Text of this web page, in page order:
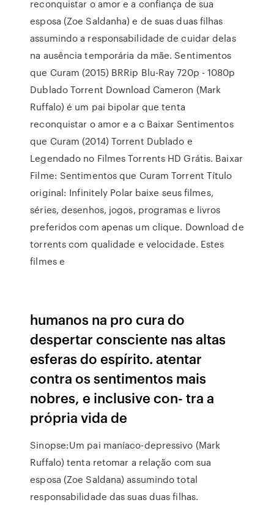
reconquistar o amor e a confiança de sua
esposa (Zoe Saldanha) e de suas duas filhas
assumindo a responsabilidade de cuidar delas
na ausência temporária da mãe. Sentimentos
que Curam (2015) BRRip Blu-Ray 720p - 1080p
Dublado Torrent Download Cameron (Mark
Ruffalo) é um pai bipolar que tenta
reconquistar o amor e a c Baixar Sentimentos
que Curam (2014) Torrent Dublado e
Legendado no Filmes Torrents HD Grátis. Baixar
Filme: Sentimentos que Curam Torrent Título
original: Infinitely Polar baixe seus filmes,
séries, desenhos, jogos, programas e livros
preferidos com apenas um clique. Download de
torrents com qualidade e velocidade. Estes
filmes e
humanos na pro cura do
despertar consciente nas altas
esferas do espírito. atentar
contra os sentimentos mais
nobres, e inclusive con- tra a
própria vida de
Sinopse:Um pai maníaco-depressivo (Mark
Ruffalo) tenta retomar a relação com sua
esposa (Zoe Saldana) assumindo total
responsabilidade das suas duas filhas.